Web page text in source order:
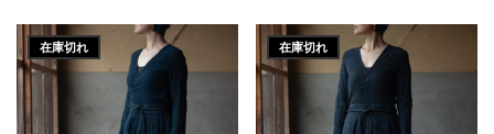
在庫切れ 在庫切れ